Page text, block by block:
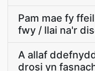
Pam mae fy
fwy / llai na'r
A allaf
drosi yn